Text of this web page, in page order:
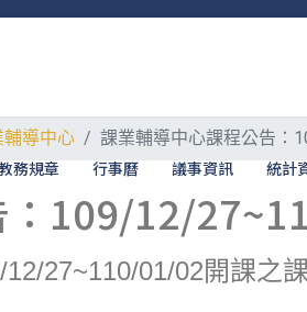
務規章 行事曆 議事資訊 統計
輔導中心 課業輔導中心課程公告
：109/12/
27~110/01/02開課之